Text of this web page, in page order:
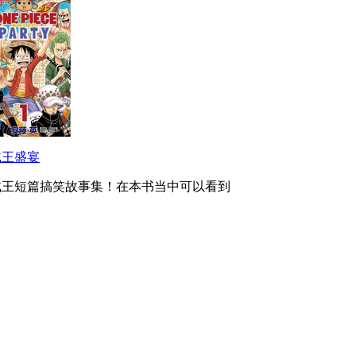
盛宴
短篇搞笑故事集！在本书当中可以看到